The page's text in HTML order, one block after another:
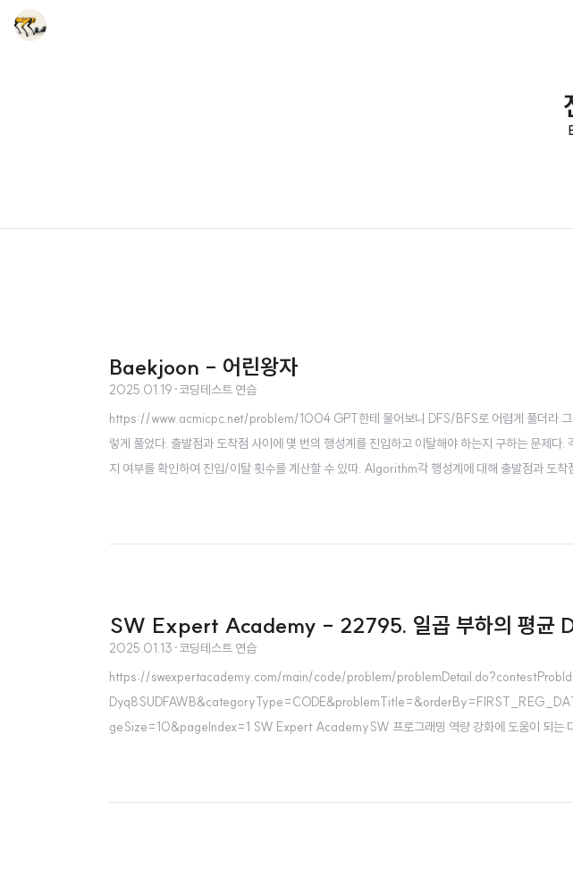
Baekjoon - 어린왕자
2025.01.19 ·코딩테스트 연습
https://www.acmicpc.net/problem/1004 GPT한테 물어보니 DFS/BFS로 어렵게 풀더라 그
렇게 풀었다. 출발점과 도착점 사이에 몇 번의 행성계를 진입하고 이탈해야 하는지 구하는 문제다
지 여부를 확인하여 진입/이탈 횟수를 계산할 수 있따. Algorithm각 행성계에 대해 출발점과 도착
SW Expert Academy - 22795. 일곱 부하의 평균
2025.01.13 ·코딩테스트 연습
https://swexpertacademy.com/main/code/problem/
geSize=10&pageIndex=1 SW Expert AcademySW 프로그래밍 역량 강화에 도움이 되는